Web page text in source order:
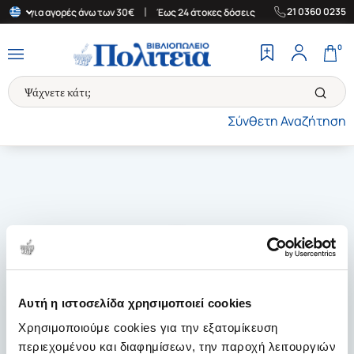
Αυτή η ιστοσελίδα χρησιμοποιεί cookies
Χρησιμοποιούμε cookies για την εξατομίκευση
περιεχομένου και διαφημίσεων, την παροχή λειτουργιών
για αγορές άνω των 30€ | Έως 24 άτοκες δόσεις | Δωρεάν
21 0360 0235
Σύνθετη Αναζήτηση
0